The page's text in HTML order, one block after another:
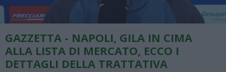
GAZZETTA - NAPOLI, GILA IN CIMA
ALLA LISTA DI MERCATO, ECCO I
DETTAGLI DELLA TRATTATIVA